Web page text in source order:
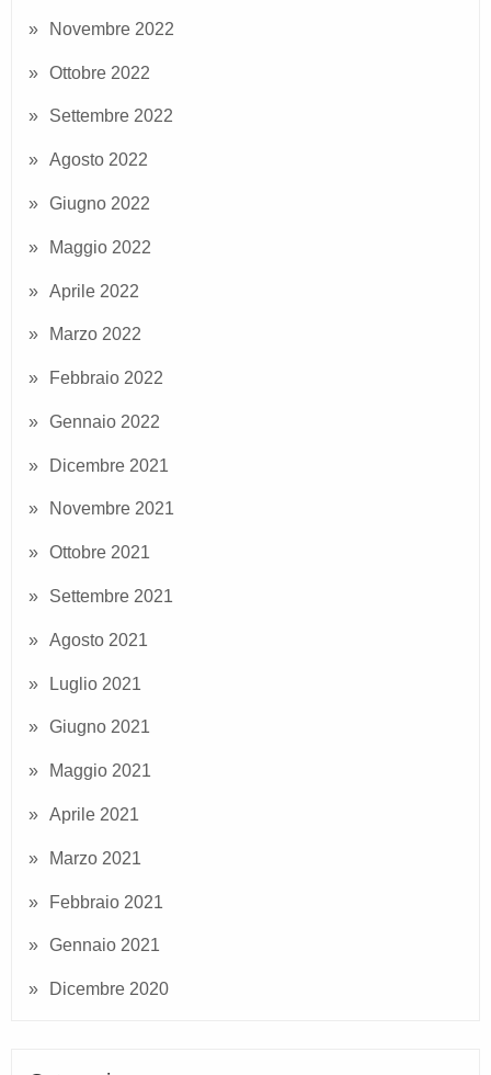
Novembre 2022
Ottobre 2022
Settembre 2022
Agosto 2022
Giugno 2022
Maggio 2022
Aprile 2022
Marzo 2022
Febbraio 2022
Gennaio 2022
Dicembre 2021
Novembre 2021
Ottobre 2021
Settembre 2021
Agosto 2021
Luglio 2021
Giugno 2021
Maggio 2021
Aprile 2021
Marzo 2021
Febbraio 2021
Gennaio 2021
Dicembre 2020